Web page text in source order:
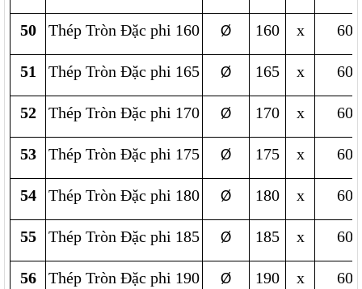
50 Thép Tròn Đặc phi 160 Ø 160 x
51 Thép Tròn Đặc phi 165 Ø 165 x
52 Thép Tròn Đặc phi 170 Ø 170 x
53 Thép Tròn Đặc phi 175 Ø 175 x
54 Thép Tròn Đặc phi 180 Ø 180 x
55 Thép Tròn Đặc phi 185 Ø 185 x
56 Thép Tròn Đặc phi 190 Ø 190 x